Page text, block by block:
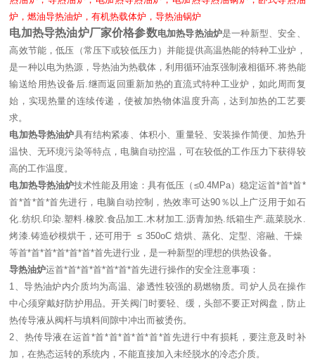
炉，燃油导热油炉，有机热载体炉，导热油锅炉
电加热导热油炉厂家价格参数电加热导热油炉是一种新型、安全、
高效节能，低压（常压下或较低压力）并能提供高温热能的特种工业炉，
是一种以电为热源，导热油为热载体，利用循环油泵强制液相循环.将热能
输送给用热设备后.继而返回重新加热的直流式特种工业炉，如此周而复
始，实现热量的连续传递，使被加热物体温度升高，达到加热的工艺要
求。
电加热导热油炉具有结构紧凑、体积小、重量轻、安装操作简便、加热升
温快、无环境污染等特点，电脑自动控温，可在较低的工作压力下获得较
高的工作温度。
电加热导热油炉技术性能及用途：具有低压（≤0.4MPa）稳定运首*首*首*
首*首*首*首先进行，电脑自动控制，热效率可达90％以上广泛用于如石
化.纺织.印染.塑料.橡胶.食品加工.木材加工.沥青加热.纸箱生产.蔬菜脱水.
烤漆.铸造砂模烘干，还可用于 ≤ 350oC 焙烘、蒸化、定型、溶融、干燥
等首*首*首*首*首*首*首先进行业，是一种新型的理想的供热设备。
导热油炉运首*首*首*首*首*首*首先进行操作的安全注意事项：
1、导热油炉内介质均为高温、渗透性较强的易燃物质。司炉人员在操作
中心须穿戴好防护用品。开关阀门时要轻、缓，头部不要正对阀盘，防止
热传导液从阀杆与填料间隙中冲出而被烫伤。
2、热传导液在运首*首*首*首*首*首*首先进行中有损耗，要注意及时补
加，在热态运转的系统内，不能直接加入未经脱水的冷态介质。